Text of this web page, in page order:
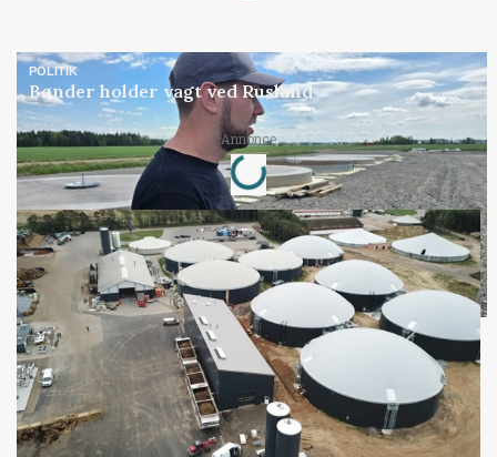
POLITIK
Bønder holder vagt ved Rusland
Annonce
Loading...